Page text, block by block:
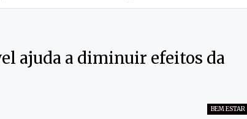
ajuda a diminuir efeitos da
BEM ESTAR